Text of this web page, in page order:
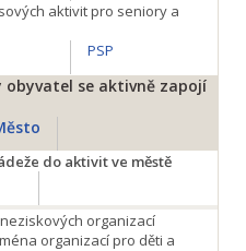
aktivit pro seniory a
PSP
obyvatel se aktivně zapojí
do aktivit ve městě
organizací
organizací pro děti a